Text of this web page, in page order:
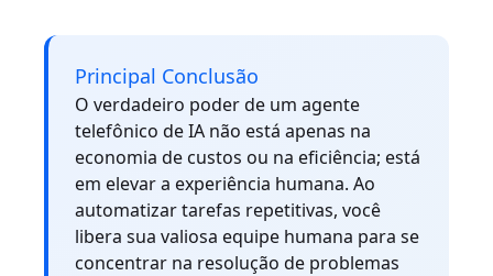
Principal Conclusão
O verdadeiro poder de um agente
telefônico de IA não está apenas na
economia de custos ou na eficiência; está
em elevar a experiência humana. Ao
automatizar tarefas repetitivas, você
libera sua valiosa equipe humana para se
concentrar na resolução de problemas